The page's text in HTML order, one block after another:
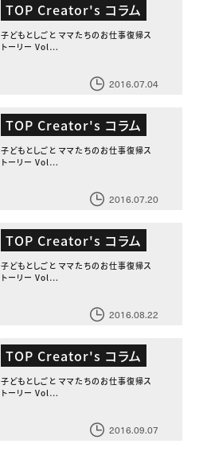
TOP Creator's コラム
子どもとしごと ママたちのお仕事復帰ス
トーリー Vol…
2016.07.04
TOP Creator's コラム
子どもとしごと ママたちのお仕事復帰ス
トーリー Vol…
2016.07.20
TOP Creator's コラム
子どもとしごと ママたちのお仕事復帰ス
トーリー Vol…
2016.08.22
TOP Creator's コラム
子どもとしごと ママたちのお仕事復帰ス
トーリー Vol…
2016.09.07